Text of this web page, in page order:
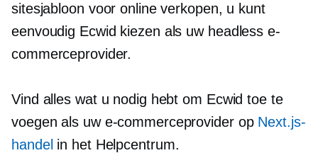
sitesjabloon voor online verkopen, u kunt
eenvoudig Ecwid kiezen als uw headless e-
commerceprovider.
Vind alles wat u nodig hebt om Ecwid toe te
voegen als uw e-commerceprovider op Next.js-
handel in het Helpcentrum.